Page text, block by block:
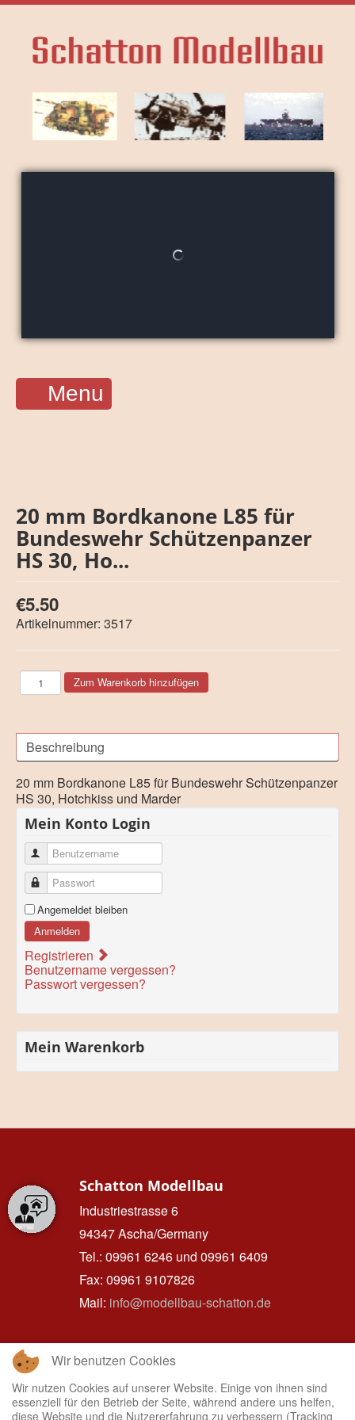
Menu
20 mm Bordkanone L85 für
Bundeswehr Schützenpanzer
HS 30, Ho...
€5.50
Artikelnummer: 3517
Beschreibung
20 mm Bordkanone L85 für Bundeswehr Schützenpanzer
HS 30, Hotchkiss und Marder
Mein Konto Login
Benutzername
Passwort
Angemeldet bleiben
Anmelden
Registrieren
Benutzername vergessen?
Passwort vergessen?
Mein Warenkorb
Schatton Modellbau
Industriestrasse 6
94347 Ascha/Germany
Tel.: 09961 6246 und 09961 6409
Fax: 09961 9107826
Mail: info@modellbau-schatton.de
Hinweise
zum
Datenschutz
Wir benutzen Cookies
Wir nutzen Cookies auf unserer Website. Einige von ihnen sind
essenziell für den Betrieb der Seite, während andere uns helfen,
diese Website und die Nutzererfahrung zu verbessern (Tracking